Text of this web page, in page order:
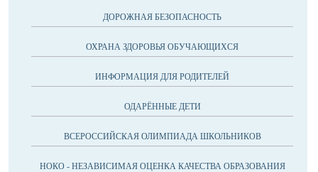
ДОРОЖНАЯ БЕЗОПАСНОСТЬ
ОХРАНА ЗДОРОВЬЯ ОБУЧАЮЩИХСЯ
ИНФОРМАЦИЯ ДЛЯ РОДИТЕЛЕЙ
ОДАРЁННЫЕ ДЕТИ
ВСЕРОССИЙСКАЯ ОЛИМПИАДА ШКОЛЬНИКОВ
НОКО - НЕЗАВИСИМАЯ ОЦЕНКА КАЧЕСТВА ОБРАЗОВАНИЯ